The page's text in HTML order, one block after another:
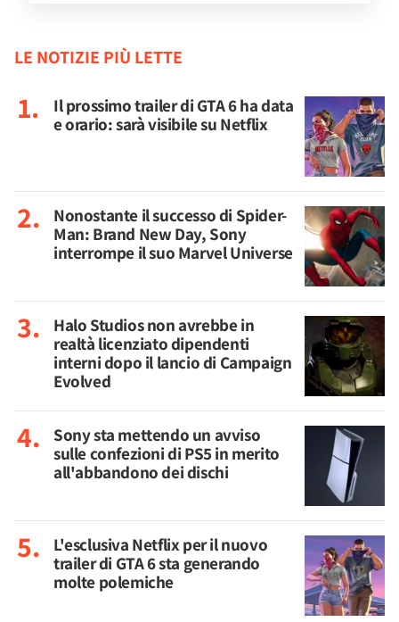
LE NOTIZIE PIÙ LETTE
Il prossimo trailer di GTA 6 ha data
e orario: sarà visibile su Netflix
Nonostante il successo di Spider-
Man: Brand New Day, Sony
interrompe il suo Marvel Universe
Halo Studios non avrebbe in
realtà licenziato dipendenti
interni dopo il lancio di Campaign
Evolved
Sony sta mettendo un avviso
sulle confezioni di PS5 in merito
all'abbandono dei dischi
L'esclusiva Netflix per il nuovo
trailer di GTA 6 sta generando
molte polemiche